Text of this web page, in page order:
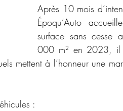
Après 10 mois
Époqu’Auto
surface sans cesse
000 m² en 2023, il
mettent à l’honneur une
: